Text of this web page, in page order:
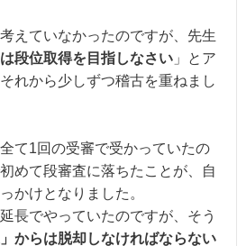
えていなかったのですが、先生
段位取得を目指しなさい 」とア
れから少しずつ稽古を重ねまし
て1回の受審で受かっていたの
めて段審査に落ちたことが、自
かけとなりました。
長でやっていたのですが、そう
」からは脱却しなければならない